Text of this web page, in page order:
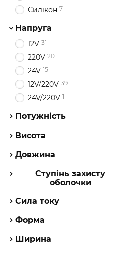
Силікон 7
Напруга
12V 31
220V 20
24V 15
12V/220V 39
24V/220V 1
Потужність
Висота
Довжина
Ступінь захисту
оболочки
Сила току
Форма
Ширина